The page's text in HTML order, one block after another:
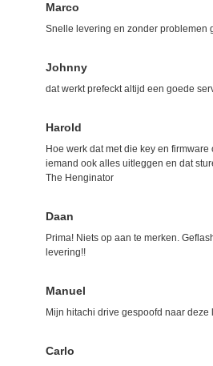
Marco
Snelle levering en zonder problemen
Johnny
dat werkt prefeckt altijd een goede
Harold
Hoe werk dat met die key en
iemand ook alles uitleggen en dat
The Henginator
Daan
Prima! Niets op aan te merken.
levering!!
Manuel
Mijn hitachi drive gespoofd naar deze
Carlo